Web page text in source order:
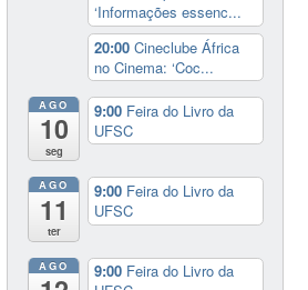
‘Informações essenc...
20:00Cineclube África
no Cinema: ‘Coc...
AGO
10
seg
9:00 Feira do Livro da
UFSC
AGO
11
ter
9:00 Feira do Livro da
UFSC
AGO 9:00 Feira do Livro da